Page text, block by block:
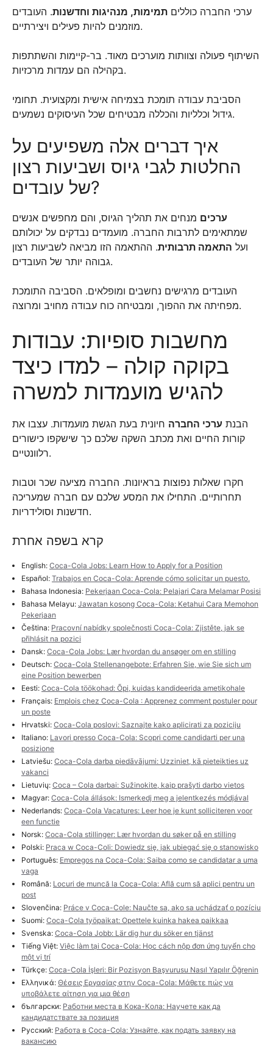
ערכי החברה כוללים תמימות, מנהיגות וחדשנות. העובדים
מוזמנים להיות פעילים ויצירתיים.
השיתוף פעולה וצוותות מוערכים מאוד. בר-קיימות והשתתפות
בקהילה הם עמדות מרכזיות.
הסביבת עבודה תומכת בצמיחה אישית ומקצועית. תחומי
גידול וכלליות והכללה מבטיחים שכל העיסוקים נשמעים.
איך דברים אלה משפיעים על
החלטות לגבי גיוס ושביעות רצון
של עובדים?
ערכים מנחים את תהליך הגיוס, והם מחפשים אנשים
שמתאימים לתרבות החברה. מועמדים נבדקים על יכולותם
ועל התאמה תרבותית. ההתאמה הזו מביאה לשביעות רצון
גבוהה יותר של העובדים.
העובדים מרגישים נחשבים ומופלאים. הסביבה התומכת
מפחיתה את ההפוך, ומבטיחה כוח עבודה מחויב ומרוצה.
מחשבות סופיות: עבודות
בקוקה קולה – למדו כיצד
להגיש מועמדות למשרה
הבנת ערכי החברה חיונית בעת הגשת מועמדות. עצבו את
קורות החיים ואת מכתב השקה שלכם כך שישקפו כישורים
רלוונטיים.
חקרו שאלות נפוצות בראיונות. החברה מציעה שכר וטבות
תחרותיים. התחילו את המסע שלכם עם חברה שמעריכה
חדשנות וסולידריות.
קרא בשפה אחרת
English: Coca-Cola Jobs: Learn How to Apply for a Position
Español: Trabajos en Coca-Cola: Aprende cómo solicitar un puesto.
Bahasa Indonesia: Pekerjaan Coca-Cola: Pelajari Cara Melamar Posisi
Bahasa Melayu: Jawatan kosong Coca-Cola: Ketahui Cara Memohon
Pekerjaan
Čeština: Pracovní nabídky společnosti Coca-Cola: Zjistěte, jak se
přihlásit na pozici
Dansk: Coca-Cola Jobs: Lær hvordan du ansøger om en stilling
Deutsch: Coca-Cola Stellenangebote: Erfahren Sie, wie Sie sich um
eine Position bewerben
Eesti: Coca-Cola töökohad: Õpi, kuidas kandideerida ametikohale
Français: Emplois chez Coca-Cola : Apprenez comment postuler pour
un poste
Hrvatski: Coca-Cola poslovi: Saznajte kako aplicirati za poziciju
Italiano: Lavori presso Coca-Cola: Scopri come candidarti per una
posizione
Latviešu: Coca-Cola darba piedāvājumi: Uzziniet, kā pieteikties uz
vakanci
Lietuvių: Coca – Cola darbai: Sužinokite, kaip prašyti darbo vietos
Magyar: Coca-Cola állások: Ismerkedj meg a jelentkezés módjával
Nederlands: Coca-Cola Vacatures: Leer hoe je kunt solliciteren voor
een functie
Norsk: Coca-Cola stillinger: Lær hvordan du søker på en stilling
Polski: Praca w Coca-Coli: Dowiedz się, jak ubiegać się o stanowisko
Português: Empregos na Coca-Cola: Saiba como se candidatar a uma
vaga
Română: Locuri de muncă la Coca-Cola: Află cum să aplici pentru un
post
Slovenčina: Práce v Coca-Cole: Naučte sa, ako sa uchádzať o pozíciu
Suomi: Coca-Cola työpaikat: Opettele kuinka hakea paikkaa
Svenska: Coca-Cola Jobb: Lär dig hur du söker en tjänst
Tiếng Việt: Việc làm tại Coca-Cola: Học cách nộp đơn ứng tuyển cho
một vị trí
Türkçe: Coca-Cola İşleri: Bir Pozisyon Başvurusu Nasıl Yapılır Öğrenin
Ελληνικά: Θέσεις Εργασίας στην Coca-Cola: Μάθετε πώς να
υποβάλετε αίτηση για μια θέση
български: Работни места в Кока-Кола: Научете как да
кандидатствате за позиция
Русский: Работа в Coca-Cola: Узнайте, как подать заявку на
вакансию